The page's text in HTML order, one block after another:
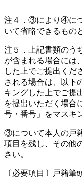
注４．③により④に
いて省略できるもの
注５．上記書類のう
が含まれる場合には
した上でご提出くだ
される場合は、以下
キングした上でご提
を提出いただく場合
号・番号」をマスキ
③について本人の戸
項目を残し、その他
さい。
〔必要項目〕戸籍